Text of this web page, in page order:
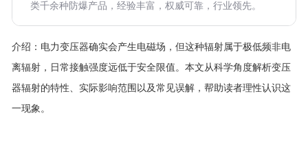
类千余种防爆产品，经验丰富，权威可靠，行业领先。
介绍： 电力变压器确实会产生电磁场，但这种辐射属于极低频非电
离辐射，日常接触强度远低于安全限值。本文从科学角度解析变压
器辐射的特性、实际影响范围以及常见误解，帮助读者理性认识这
一现象。